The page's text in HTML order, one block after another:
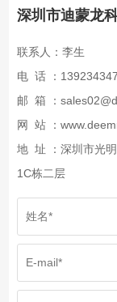
深圳市迪蒙龙
联系人：李生
电 话 ：
邮 箱 ：
网 站 ：
地 址 ：深圳市光
1C栋二层